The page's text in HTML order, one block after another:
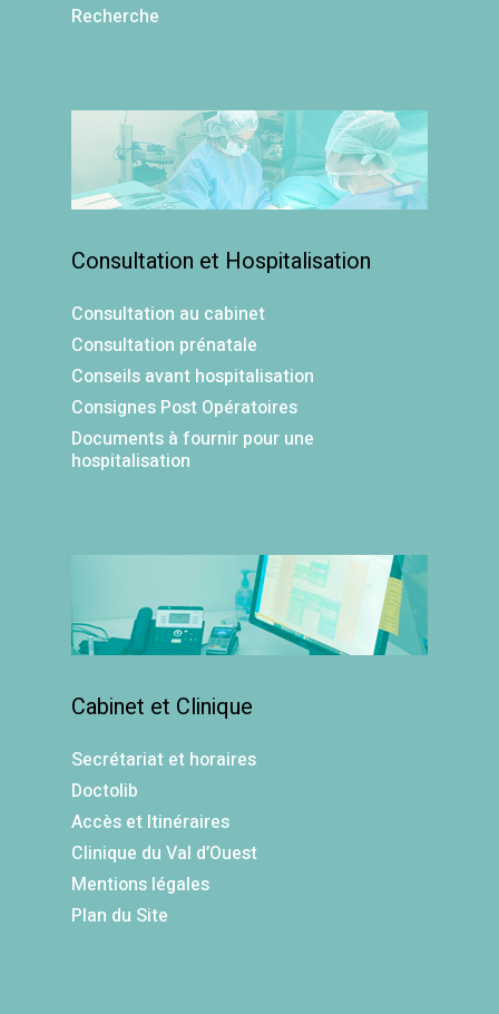
Recherche
Consultation et Hospitalisation
Consultation au cabinet
Consultation prénatale
Conseils avant hospitalisation
Consignes Post Opératoires
Documents à fournir pour une
hospitalisation
Cabinet et Clinique
Secrétariat et horaires
Doctolib
Accès et Itinéraires
Clinique du Val d’Ouest
Mentions légales
Plan du Site